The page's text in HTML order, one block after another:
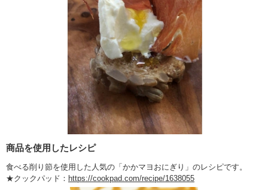
商品を使用したレシピ
食べる削り節を使用した人気の「かかマヨおにぎり」のレシピです。
★クックパッド： https://cookpad.com/recipe/1638055